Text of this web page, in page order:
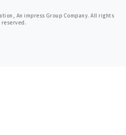
An impress Group Company. All rights
reserved.